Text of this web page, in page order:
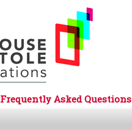
Frequently Asked Questions